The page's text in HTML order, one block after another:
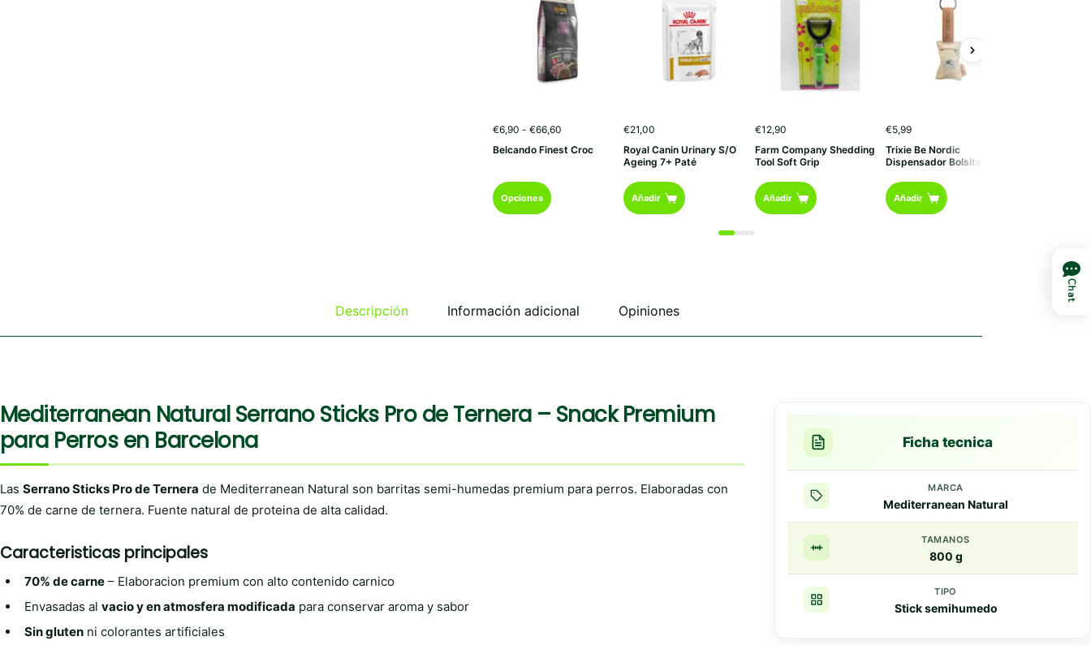
€6,90 - €66,60Rango
precios:
Belcando Finest Croc
Opciones
Este
producto
se
pueden
elegir
producto
€21,00
Royal Canin Urinary S/O
Ageing 7+ Paté
Añadir
€12,90
Farm Company Shedding
Tool Soft Grip
Añadir
€5,99
Trixie Be Nordic
Dispensador Bolsitas
Añadir
Descripción Información adicional Opiniones
Mediterranean Natural Serrano Sticks Pro de Ternera – Snack Premium
para Perros en Barcelona
Las Serrano Sticks Pro de Ternera de Mediterranean Natural son barritas semi-humedas premium para perros. Elaboradas con
70% de carne de ternera. Fuente natural de proteina de alta calidad.
Caracteristicas principales
70% de carne – Elaboracion premium con alto contenido carnico
Envasadas al vacio y en atmosfera modificada para conservar aroma y sabor
Sin gluten ni colorantes artificiales
Ficha tecnica
MARCA
Mediterranean Natural
TAMANOS
800 g
TIPO
Stick semihumedo
Chat